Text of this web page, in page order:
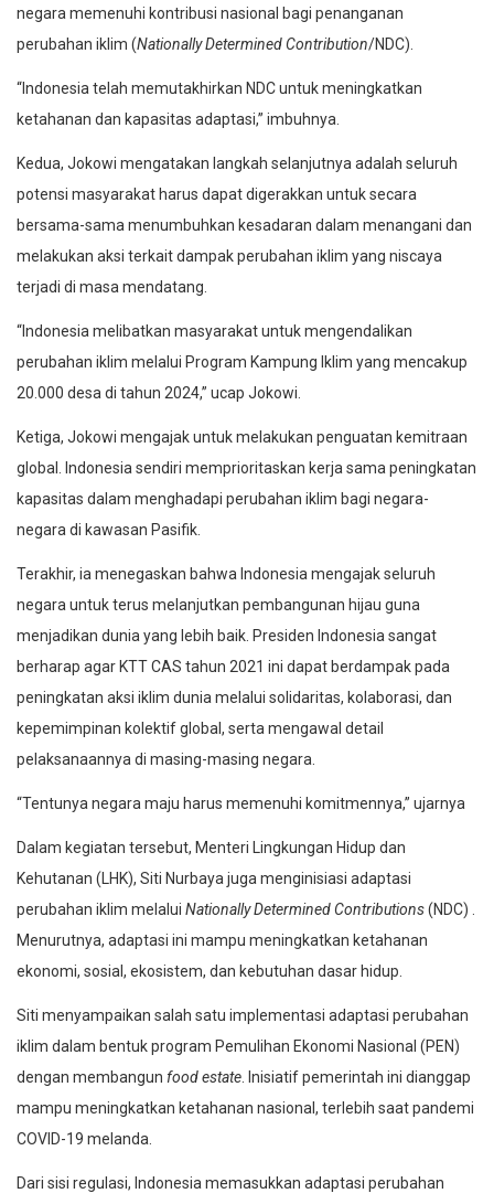
negara memenuhi kontribusi nasional bagi penanganan
perubahan iklim (Nationally Determined Contribution/NDC).
“Indonesia telah memutakhirkan NDC untuk meningkatkan
ketahanan dan kapasitas adaptasi,” imbuhnya.
Kedua, Jokowi mengatakan langkah selanjutnya adalah seluruh
potensi masyarakat harus dapat digerakkan untuk secara
bersama-sama menumbuhkan kesadaran dalam menangani dan
melakukan aksi terkait dampak perubahan iklim yang niscaya
terjadi di masa mendatang.
“Indonesia melibatkan masyarakat untuk mengendalikan
perubahan iklim melalui Program Kampung Iklim yang mencakup
20.000 desa di tahun 2024,” ucap Jokowi.
Ketiga, Jokowi mengajak untuk melakukan penguatan kemitraan
global. Indonesia sendiri memprioritaskan kerja sama peningkatan
kapasitas dalam menghadapi perubahan iklim bagi negara-
negara di kawasan Pasifik.
Terakhir, ia menegaskan bahwa Indonesia mengajak seluruh
negara untuk terus melanjutkan pembangunan hijau guna
menjadikan dunia yang lebih baik. Presiden Indonesia sangat
berharap agar KTT CAS tahun 2021 ini dapat berdampak pada
peningkatan aksi iklim dunia melalui solidaritas, kolaborasi, dan
kepemimpinan kolektif global, serta mengawal detail
pelaksanaannya di masing-masing negara.
“Tentunya negara maju harus memenuhi komitmennya,” ujarnya
Dalam kegiatan tersebut, Menteri Lingkungan Hidup dan
Kehutanan (LHK), Siti Nurbaya juga menginisiasi adaptasi
perubahan iklim melalui Nationally Determined Contributions(NDC) .
Menurutnya, adaptasi ini mampu meningkatkan ketahanan
ekonomi, sosial, ekosistem, dan kebutuhan dasar hidup.
Siti menyampaikan salah satu implementasi adaptasi perubahan
iklim dalam bentuk program Pemulihan Ekonomi Nasional (PEN)
dengan membangun food estate . Inisiatif pemerintah ini dianggap
mampu meningkatkan ketahanan nasional, terlebih saat pandemi
COVID-19 melanda.
Dari sisi regulasi, Indonesia memasukkan adaptasi perubahan